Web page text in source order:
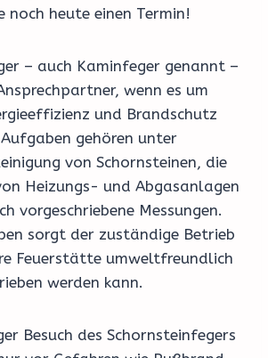
noch heute einen Termin!
– auch Kaminfeger genannt –
wenn es um
und Brandschutz
gehören unter
von Schornsteinen, die
Heizungs- und Abgasanlagen
vorgeschriebene Messungen.
sorgt der zuständige Betrieb
Feuerstätte umweltfreundlich
werden kann.
Besuch des Schornsteinfegers